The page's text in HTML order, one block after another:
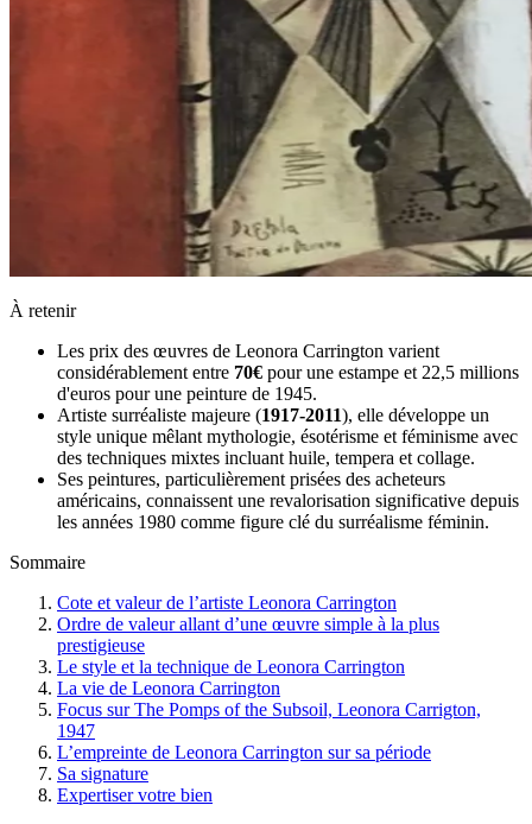
À retenir
Les prix des œuvres de Leonora Carrington varient
considérablement entre 70€ pour une estampe et 22,5 millions
d'euros pour une peinture de 1945.
Artiste surréaliste majeure (1917-2011), elle développe un
style unique mêlant mythologie, ésotérisme et féminisme avec
des techniques mixtes incluant huile, tempera et collage.
Ses peintures, particulièrement prisées des acheteurs
américains, connaissent une revalorisation significative depuis
les années 1980 comme figure clé du surréalisme féminin.
Sommaire
Cote et valeur de l’artiste Leonora Carrington
Ordre de valeur allant d’une œuvre simple à la plus
prestigieuse
Le style et la technique de Leonora Carrington
La vie de Leonora Carrington
Focus sur The Pomps of the Subsoil, Leonora Carrigton,
1947
L’empreinte de Leonora Carrington sur sa période
Sa signature
Expertiser votre bien